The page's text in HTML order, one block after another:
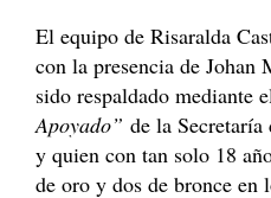
El equipo de Risaralda
con la presencia de Johan
sido respaldado mediante
Apoyado” de la Secretaría
y quien con tan solo 18
de oro y dos de bronce en